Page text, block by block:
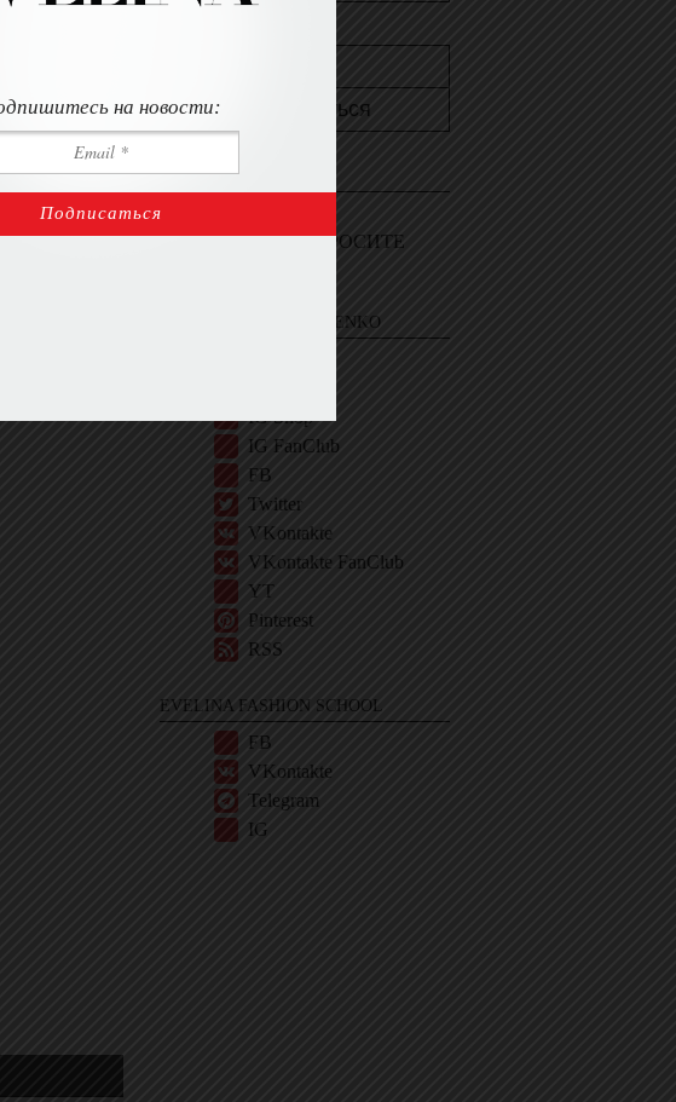
КОНТАКТЫ
Войдите и СПРОСИТЕ
EVELINA KHROMTCHENKO
IG Shop
IG FanClub
FB
Twitter
VKontakte
VKontakte FanClub
YT
Pinterest
RSS
EVELINA FASHION SCHOOL
FB
VKontakte
Telegram
IG
на новости: